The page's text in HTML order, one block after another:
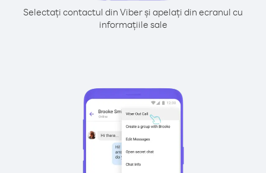
Selectați contactul din Viber și apelați din ecranul cu
informațiile sale